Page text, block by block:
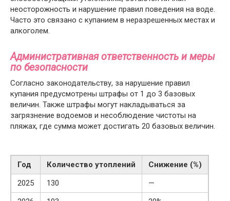
неосторожность и нарушение правил поведения на воде.
Часто это связано с купанием в неразрешенных местах и
алкоголем.
Административная ответственность и меры
по безопасности
Согласно законодательству, за нарушение правил
купания предусмотрены штрафы от 1 до 3 базовых
величин. Также штрафы могут накладываться за
загрязнение водоемов и несоблюдение чистоты на
пляжах, где сумма может достигать 20 базовых величин.
Год Количество утоплений
Снижение (%)
2025
130
—